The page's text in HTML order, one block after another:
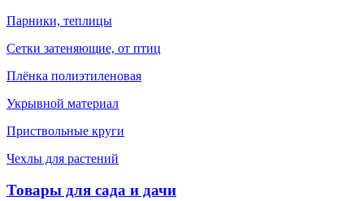
Парники, теплицы
Сетки затеняющие, от птиц
Плёнка полиэтиленовая
Укрывной материал
Приствольные круги
Чехлы для растений
Товары для сада и дачи